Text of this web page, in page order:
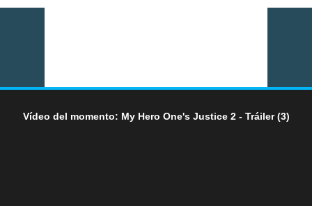
Vídeo del momento: My Hero One's Justice 2 - Tráiler (3)